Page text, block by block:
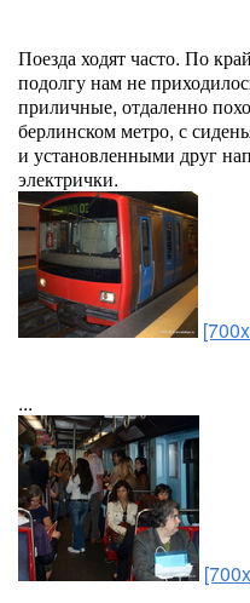
Поезда ходят часто. По
подолгу нам не
приличные, отдаленно
берлинском метро, с
и установленными друг
электрички.
...